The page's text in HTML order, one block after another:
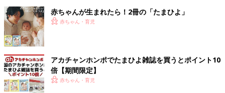
赤ちゃんが生まれたら！2冊の「たまひよ」
赤ちゃん・育児
アカチャンホンポでたまひよ雑誌を買うとポイント10
倍【期間限定】
赤ちゃん・育児